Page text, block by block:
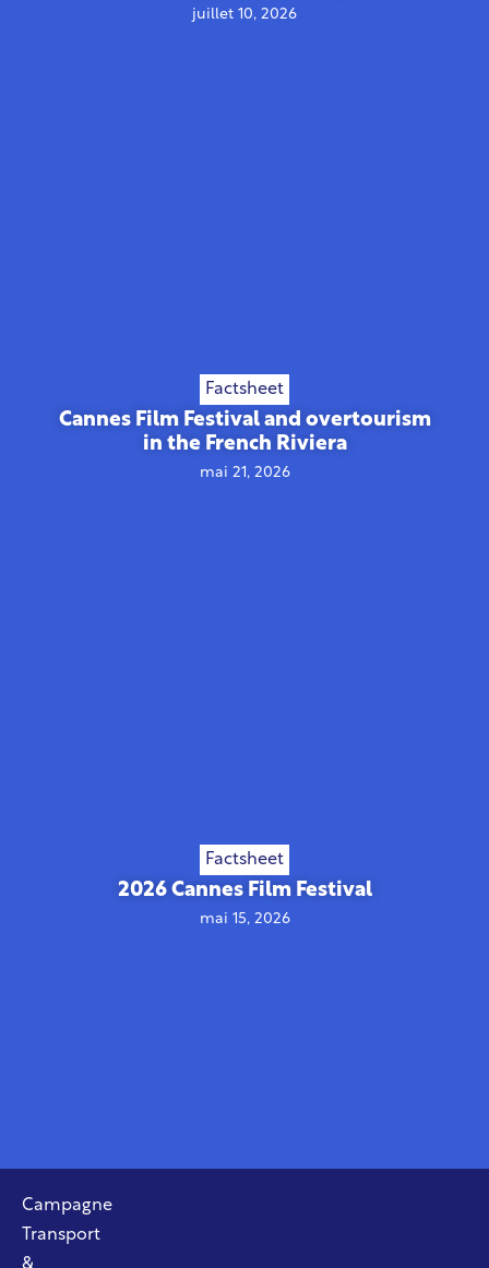
juillet 10, 2026
Factsheet
Cannes Film Festival and overtourism
in the French Riviera
mai 21, 2026
Factsheet
2026 Cannes Film Festival
mai 15, 2026
Campagne
Transport